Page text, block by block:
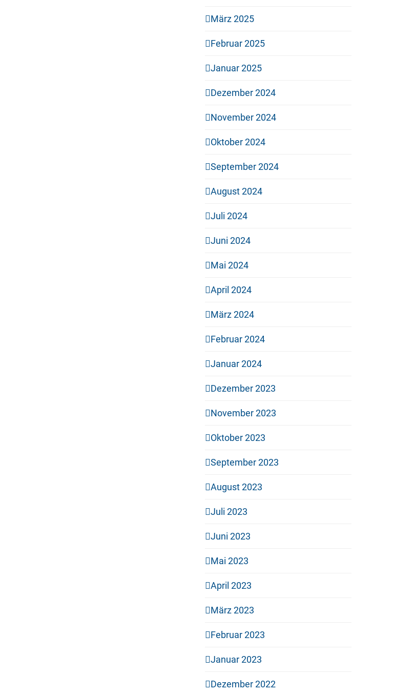
März 2025
Februar 2025
Januar 2025
Dezember 2024
November 2024
Oktober 2024
September 2024
August 2024
Juli 2024
Juni 2024
Mai 2024
April 2024
März 2024
Februar 2024
Januar 2024
Dezember 2023
November 2023
Oktober 2023
September 2023
August 2023
Juli 2023
Juni 2023
Mai 2023
April 2023
März 2023
Februar 2023
Januar 2023
Dezember 2022